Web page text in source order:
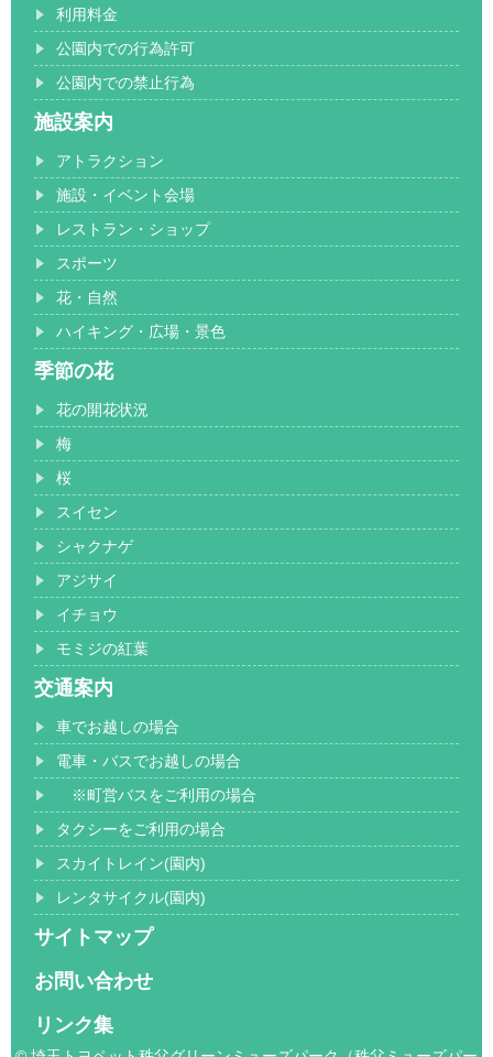
利用料金
公園内での行為許可
公園内での禁止行為
施設案内
アトラクション
施設・イベント会場
レストラン・ショップ
スポーツ
花・自然
ハイキング・広場・景色
季節の花
花の開花状況
梅
桜
スイセン
シャクナゲ
アジサイ
イチョウ
モミジの紅葉
交通案内
車でお越しの場合
電車・バスでお越しの場合
※町営バスをご利用の場合
タクシーをご利用の場合
スカイトレイン(園内)
レンタサイクル(園内)
サイトマップ
お問い合わせ
リンク集